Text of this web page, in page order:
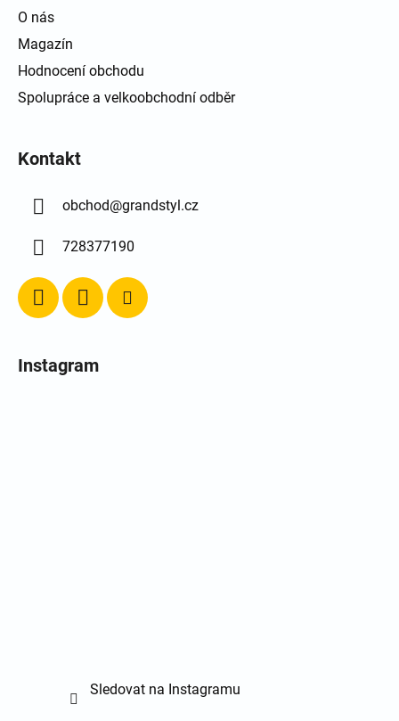
O nás
Magazín
Hodnocení obchodu
Spolupráce a velkoobchodní odběr
Kontakt
obchod@grandstyl.cz
728377190
Instagram
Sledovat na Instagramu